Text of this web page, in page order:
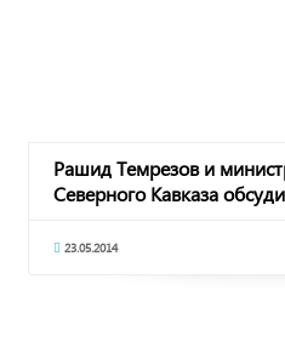
Рашид Темрезов и
Северного Кавказа
23.05.2014